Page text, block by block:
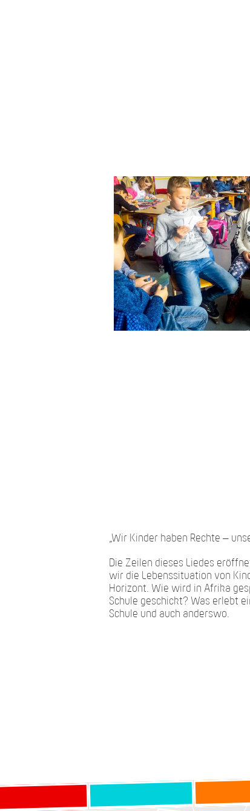
„Wir Kinder haben Rechte –
Die Zeilen dieses Liedes
wir die Lebenssituation von
Horizont. Wie wird in Afrika
Schule geschickt? Was erlebt
Schule und auch anderswo.